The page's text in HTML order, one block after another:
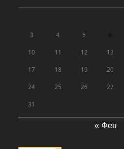
3 4 5
10 11 12 13
17 18 19 20
24 25 26 27
31
« Фев